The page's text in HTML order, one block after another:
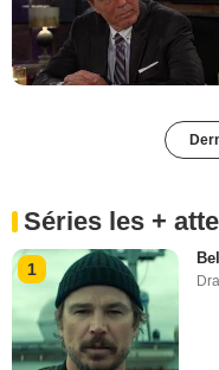
Séries les +
1